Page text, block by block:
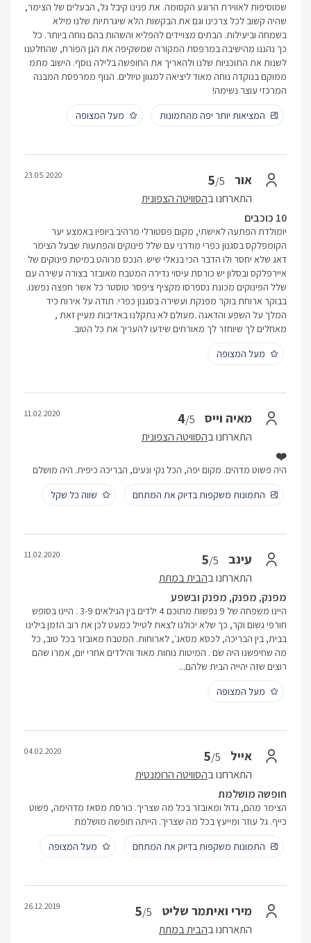
שמוסיפות לאווירת הרוגע הקסומה. את פנינו קיבל גל, הבעלים של הצימר,
שהיה קשוב לכל צרכינו וגם את הבקשות הלא שיגרתיות שלנו מילא
בשמחה וביעילות. הבתים מצויידים להפליא והשהות בהם נוחה ביותר. כל
כך נהננו מהישיבה במרפסת המקורה שמשקיפה את הגן הפורח, שהחלטנו
לשנות את התוכניות שלנו ולהאריך את החופשה בלילה נוסף. הישוב מתמ
ממוקם בנוקדה נוחה מאוד ליציאה למגוון טיולים. הנוף ממרפסת המבנה
המרכזי עוצר נשימה!
המציאות יותר יפה מהתמונות
מעל המצופה
אור 5/5
התארחנו בהסוויטה הצפונית
23.05.2020
10 כוכבים
יומולדת הפתעה לאישתי, מקום פסטורלי מרהיב ביופיו באמצע יער
הקומפלקס בסגנון כפרי מודרני עם שלל פינוקים והפתעות שבעל הצימר
דאג שלא יחסר ולו הדבר הכי בנאלי שיש. הנכס מרוהט במיטת פינוקים של
איירפלקס ובסלון יש כורסת עיסוי נדירה המטבח מאובזר בצורה עשירה עם
שלל הפינוקים מכונת נספרסו מקציף ציפסר טוסטר כל אשר חפצה נפשנו.
בבוקר ארוחת בוקר מפנקת ועשירה בסגנון כפרי. תודה על אירוח כיד
המלך על השפע והדאגה .מעולם לא נתקלנו באדיבות מעיין זאת ,
מאחלים לך שיוחזר לך מאורחים שידעו להעריך את כל הטוב.
מעל המצופה
מאיה וייס 4/5
התארחנו בהסוויטה הצפונית
11.02.2020
❤️
היה פשוט מדהים. מקום יפה, הכל נקי ונעים, הבריכה כיפית. היה מושלם
התמונות משקפות בדיוק את המתחם
שווה כל שקל
עינב 5/5
התארחנו בהבית במתת
11.02.2020
מפנק, מפנק, מפנק ובשפע
היינו משפחה של 9 נפשות מתוכם 4 ילדים בין הגילאים 3-9 . היינו בסופש
חורפי גשום וקר, כך שלא יכולנו לצאת לטייל כמעט לכן את רוב הזמן בילינו
בבית, בין הבריכה, לכסא מסאג׳, לארוחות. המטבח מאובזר בכל טוב, כל
מה שחיפשנו היה שם . המיטות נוחות מאוד והילדים אחרי יום, אמרו שהם
רוצים שזה יהייה הבית שלהם...
מעל המצופה
אייל 5/5
התארחנו בהסוויטה הרומנטית
04.02.2020
חופשה מושלמת
הצימר מהם, גדול ומאובזר בכל מה שצריך. כורסת מסאז מדהימה, פשוט
כייף. גל עוזר ומייעץ בכל מה שצריך. הייתה חופשה מושלמת
התמונות משקפות בדיוק את המתחם
מעל המצופה
מירי ואיתמר שליט 5/5
התארחנו בהבית במתת
26.12.2019